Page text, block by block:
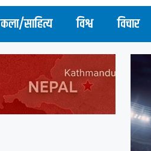
कला/साहित्य विश्व विचार